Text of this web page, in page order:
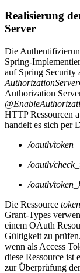
Realisierung
Server
Die
Spring-
auf Spring Security
Authorization
HTTP Ressourcen
handelt es sich per
/oauth/token
/oauth/
/oauth/
Die Ressource token
Grant-Types
einem OAuth
Gültigkeit zu
wenn als Access
diese Ressource
zur Überprüfung